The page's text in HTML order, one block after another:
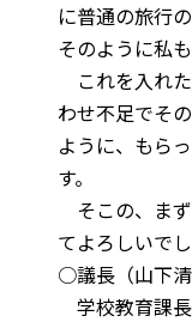
に普通の旅行
そのように私
これを入れ
わせ不足でそ
ように、もら
す。
そこの、ま
てよろしいでし
○議長（山下
学校教育課長